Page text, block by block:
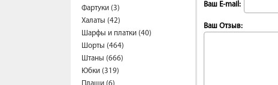
Фартуки (3)
Халаты (42)
Шарфы и платки (40)
Шорты (464)
Штаны (666)
Юбки (319)
Ваш E-mail:
Ваш Отзыв: